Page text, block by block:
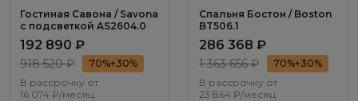
Гостиная Савона / Savona
с подсветкой AS2604.0
192 890 ₽
918 520 ₽
70%+30%
В рассрочку от
16 074 ₽/месяц
Спальня Бостон / Boston
BT506.1
286 368 ₽
1 363 656 ₽
70%+30%
В рассрочку от
23 864 ₽/месяц